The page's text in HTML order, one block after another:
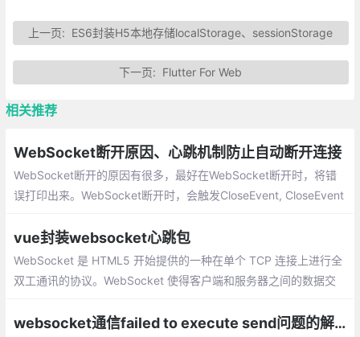
上一页: ES6封装H5本地存储localStorage、sessionStorage
下一页: Flutter For Web
相关推荐
WebSocket断开原因、心跳机制防止自动断开连接
WebSocket断开的原因有很多，最好在WebSocket断开时，将错
误打印出来。WebSocket断开时，会触发CloseEvent, CloseEvent
ket 对象的 onclose 事件监听器中使用。
vue封装websocket心跳包
WebSocket 是 HTML5 开始提供的一种在单个 TCP 连接上进行全
双工通讯的协议。WebSocket 使得客户端和服务器之间的数据交
websocket通信failed to execute send问题的解决